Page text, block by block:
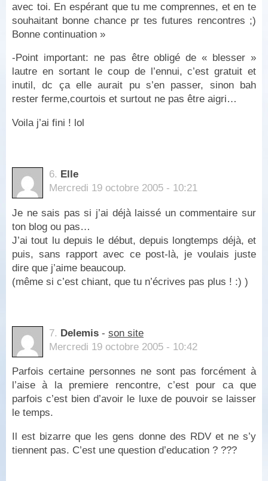
avec toi. En espérant que tu me comprennes, et en te
souhaitant bonne chance pr tes futures rencontres ;)
Bonne continuation »
-Point important: ne pas être obligé de « blesser »
lautre en sortant le coup de l’ennui, c’est gratuit et
inutil, dc ça elle aurait pu s’en passer, sinon bah
rester ferme,courtois et surtout ne pas être aigri…
Voila j’ai fini ! lol
6. Elle
Mercredi 19 octobre 2005 - 10:21
Je ne sais pas si j’ai déjà laissé un commentaire sur
ton blog ou pas…
J’ai tout lu depuis le début, depuis longtemps déjà, et
puis, sans rapport avec ce post-là, je voulais juste
dire que j’aime beaucoup.
(même si c’est chiant, que tu n’écrives pas plus ! :) )
7. Delemis - son site
Mercredi 19 octobre 2005 - 10:42
Parfois certaine personnes ne sont pas forcément à
l’aise à la premiere rencontre, c’est pour ca que
parfois c’est bien d’avoir le luxe de pouvoir se laisser
le temps.
Il est bizarre que les gens donne des RDV et ne s’y
tiennent pas. C’est une question d’education ? ???